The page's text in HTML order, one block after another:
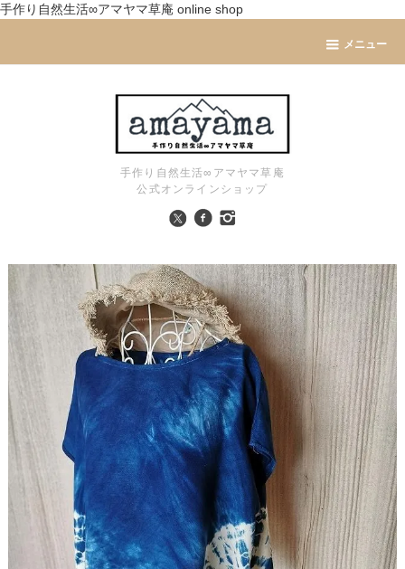
手作り自然生活∞アマヤマ草庵 online shop
メニュー
手作り自然生活∞アマヤマ草庵
公式オンラインショップ